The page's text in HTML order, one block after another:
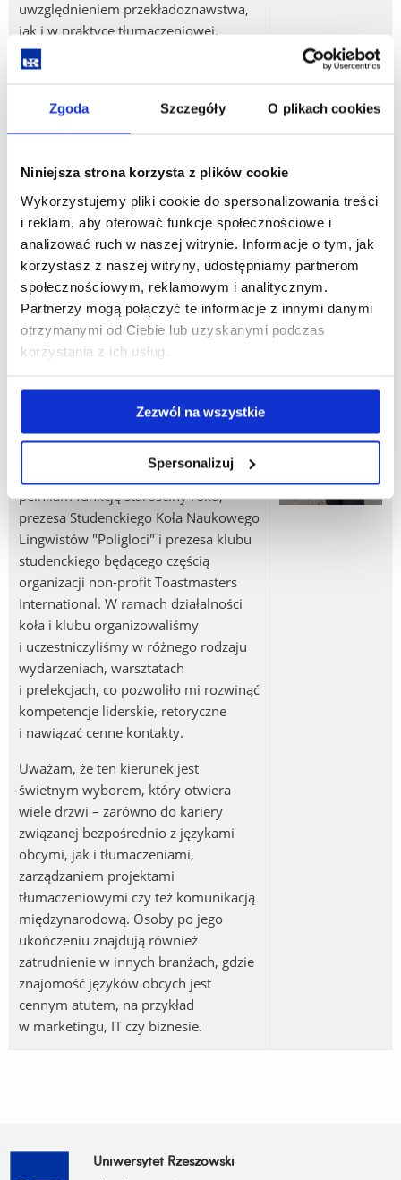
Zgoda Szczegóły O plikach cookies
Niniejsza strona korzysta z plików cookie
Wykorzystujemy pliki cookie do spersonalizowania treści
i reklam, aby oferować funkcje społecznościowe i
analizować ruch w naszej witrynie. Informacje o tym, jak
korzystasz z naszej witryny, udostępniamy partnerom
społecznościowym, reklamowym i analitycznym.
Partnerzy mogą połączyć te informacje z innymi danymi
otrzymanymi od Ciebie lub uzyskanymi podczas
korzystania z ich usług.
Zezwól na wszystkie
Spersonalizuj
uwzględnieniem przekładoznawstwa,
jak i w praktyce tłumaczeniowej.
Program nauczania obejmował m.in.
zajęcia z przekładu specjalistycznego,
technologii wspomagających
tłumaczenie (tzw. CAT tools). To
zetknęłam się z narzędziami, które
teraz są istotnym elementem mojej
codziennej pracy.
Obecnie jako koordynator projektów
tłumaczeniowych, nadzoruję proces
tłumaczenia i dbam o to, aby finalne
treści spełniały najwyższe standardy
jakości. Moja praca wymaga nie tylko
umiejętności organizacyjnych, pracy
z zespołem i komunikacji
międzykulturowej. Pierwsze
doświadczenia w zarządzaniu
zespołem zdobyłam już na studiach –
pełniłam funkcję starościny roku,
prezesa Studenckiego Koła Naukowego
Lingwistów "Poligloci" i prezesa klubu
studenckiego będącego częścią
organizacji non-profit Toastmasters
International. W ramach działalności
koła i klubu organizowaliśmy
i uczestniczyliśmy w różnego rodzaju
wydarzeniach, warsztatach
i prelekcjach, co pozwoliło mi rozwinąć
kompetencje liderskie, retoryczne
i nawiązać cenne kontakty.
Uważam, że ten kierunek jest
świetnym wyborem, który otwiera
wiele drzwi – zarówno do kariery
związanej bezpośrednio z językami
obcymi, jak i tłumaczeniami,
zarządzaniem projektami
tłumaczeniowymi czy też komunikacją
międzynarodową. Osoby po jego
ukończeniu znajdują również
zatrudnienie w innych branżach, gdzie
znajomość języków obcych jest
cennym atutem, na przykład
w marketingu, IT czy biznesie.
Uniwersytet Rzeszowski